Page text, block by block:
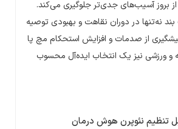
بروز آسیب‌های جدی‌تر جلوگیری می‌کند.
بند نه‌تنها در دوران نقاهت و بهبودی توصیه
از صدمات و افزایش استحکام مچ پا
و ورزشی نیز یک انتخاب ایده‌آل محسوب
تنظیم نئوپرن هوش درمان